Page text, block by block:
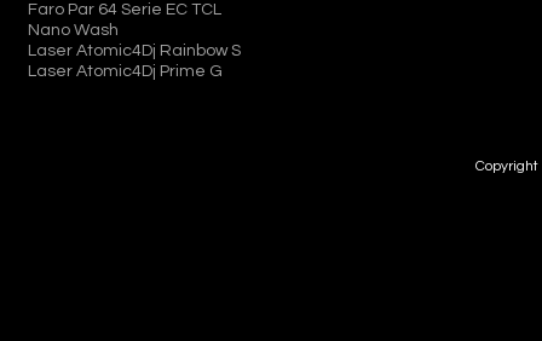
Faro Par 64 Serie EC TCL
Nano Wash
Laser Atomic4Dj Rainbow S
Laser Atomic4Dj Prime G
Copyright